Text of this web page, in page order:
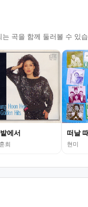
곡을 함께 둘러볼 수 있습
에서
희
떠날
현미